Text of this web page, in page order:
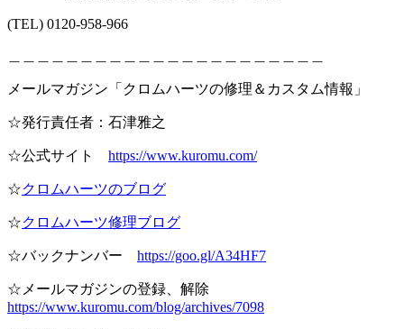
(TEL) 0120-958-966
メールマガジン「クロムハーツの修理＆カスタム情報」
☆発行責任者：石津雅之
☆公式サイト https://www.kuromu.com/
☆クロムハーツのブログ
☆クロムハーツ修理ブログ
☆バックナンバー https://goo.gl/A34HF7
☆メールマガジンの登録、解除
https://www.kuromu.com/blog/archives/7098